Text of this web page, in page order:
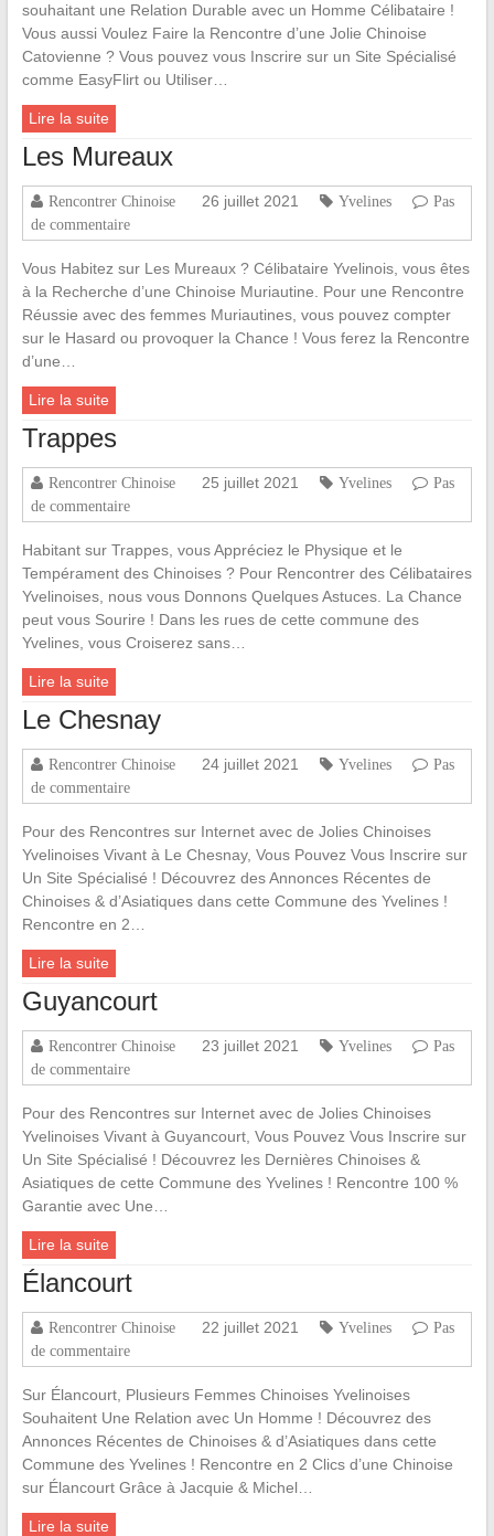
souhaitant une Relation Durable avec un Homme Célibataire !
Vous aussi Voulez Faire la Rencontre d’une Jolie Chinoise
Catovienne ? Vous pouvez vous Inscrire sur un Site Spécialisé
comme EasyFlirt ou Utiliser…
Lire la suite
Les Mureaux
Rencontrer Chinoise 26 juillet 2021 Yvelines
Pas
de commentaire
Vous Habitez sur Les Mureaux ? Célibataire Yvelinois, vous êtes
à la Recherche d’une Chinoise Muriautine. Pour une Rencontre
Réussie avec des femmes Muriautines, vous pouvez compter
sur le Hasard ou provoquer la Chance ! Vous ferez la Rencontre
d’une…
Lire la suite
Trappes
Rencontrer Chinoise 25 juillet 2021 Yvelines
Pas
de commentaire
Habitant sur Trappes, vous Appréciez le Physique et le
Tempérament des Chinoises ? Pour Rencontrer des Célibataires
Yvelinoises, nous vous Donnons Quelques Astuces. La Chance
peut vous Sourire ! Dans les rues de cette commune des
Yvelines, vous Croiserez sans…
Lire la suite
Le Chesnay
Rencontrer Chinoise 24 juillet 2021 Yvelines
Pas
de commentaire
Pour des Rencontres sur Internet avec de Jolies Chinoises
Yvelinoises Vivant à Le Chesnay, Vous Pouvez Vous Inscrire sur
Un Site Spécialisé ! Découvrez des Annonces Récentes de
Chinoises & d’Asiatiques dans cette Commune des Yvelines !
Rencontre en 2…
Lire la suite
Guyancourt
Rencontrer Chinoise 23 juillet 2021 Yvelines
Pas
de commentaire
Pour des Rencontres sur Internet avec de Jolies Chinoises
Yvelinoises Vivant à Guyancourt, Vous Pouvez Vous Inscrire sur
Un Site Spécialisé ! Découvrez les Dernières Chinoises &
Asiatiques de cette Commune des Yvelines ! Rencontre 100 %
Garantie avec Une…
Lire la suite
Élancourt
Rencontrer Chinoise 22 juillet 2021 Yvelines
Pas
de commentaire
Sur Élancourt, Plusieurs Femmes Chinoises Yvelinoises
Souhaitent Une Relation avec Un Homme ! Découvrez des
Annonces Récentes de Chinoises & d’Asiatiques dans cette
Commune des Yvelines ! Rencontre en 2 Clics d’une Chinoise
sur Élancourt Grâce à Jacquie & Michel…
Lire la suite